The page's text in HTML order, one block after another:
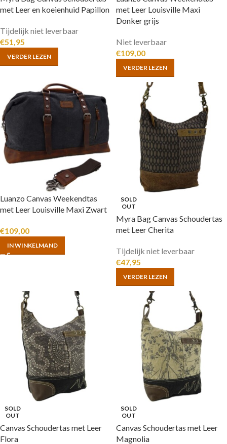
met Leer en koeienhuid Papillon
Tijdelijk niet leverbaar
€51,95
VERDER LEZEN
met Leer Louisville Maxi
Donker grijs
Niet leverbaar
€109,00
VERDER LEZEN
Luanzo Canvas Weekendtas
met Leer Louisville Maxi Zwart
€109,00
IN WINKELMAND
SOLD
OUT
Myra Bag Canvas Schoudertas
met Leer Cherita
Tijdelijk niet leverbaar
€47,95
VERDER LEZEN
SOLD
OUT
Canvas Schoudertas met Leer
Flora
SOLD
OUT
Canvas Schoudertas met Leer
Magnolia